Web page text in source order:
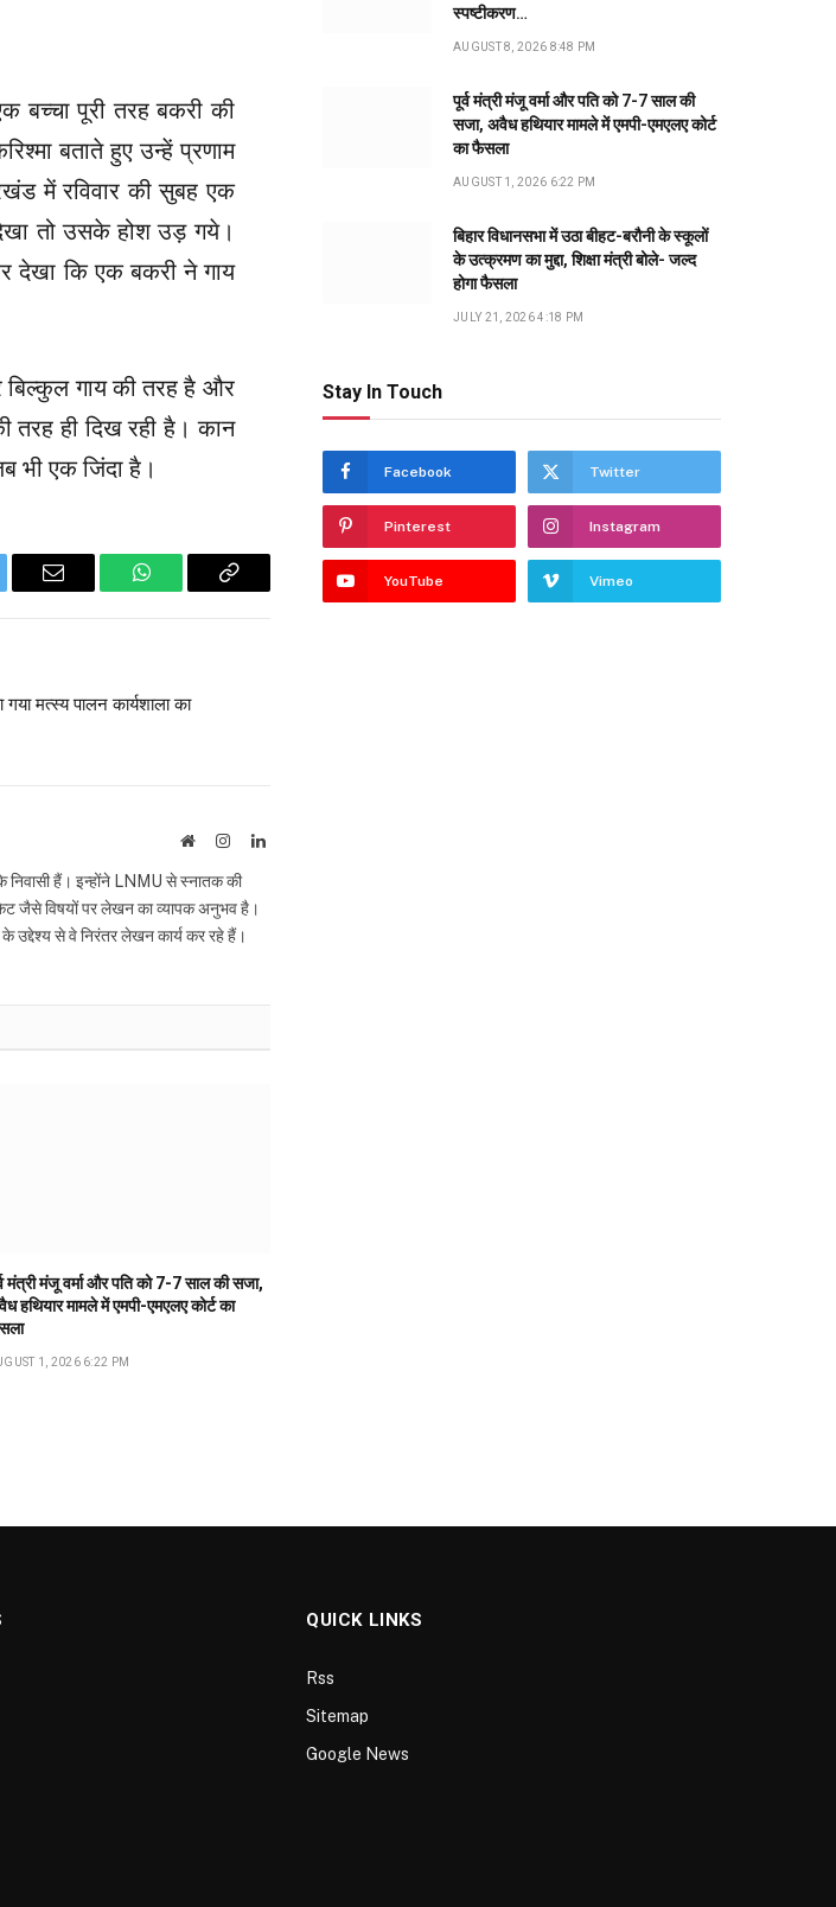
बच्चा पूरी तरह बकरी की
बताते हुए उन्हें प्रणाम
में रविवार की सुबह एक
तो उसके होश उड़ गये।
देखा कि एक बकरी ने गाय
बिल्कुल गाय की तरह है और
तरह ही दिख रही है। कान
भी एक जिंदा है।
Email WhatsAppCopy
मत्स्य पालन कार्यशाला का
WebsiteInstagramLinkedIn
हैं। इन्होंने LNMU से स्नातक की
जैसे विषयों पर लेखन का व्यापक अनुभव है।
से वे निरंतर लेखन कार्य कर रहे हैं।
मंत्री मंजू वर्मा और पति को 7-7 साल की सजा,
हथियार मामले में एमपी-एमएलए कोर्ट का
1, 2026 6:22 PM
स्पष्टीकरण…
AUGUST 8, 2026 8:48 PM
पूर्व मंत्री मंजू वर्मा और पति को 7-7 साल की
सजा, अवैध हथियार मामले में एमपी-एमएलए कोर्ट
का फैसला
AUGUST 1, 2026 6:22 PM
बिहार विधानसभा में उठा बीहट-बरौनी के स्कूलों
के उत्क्रमण का मुद्दा, शिक्षा मंत्री बोले- जल्द
होगा फैसला
JULY 21, 2026 4:18 PM
Stay In Touch
Facebook Twitter
Pinterest Instagram
YouTube Vimeo
QUICK LINKS
Rss
Sitemap
Google News